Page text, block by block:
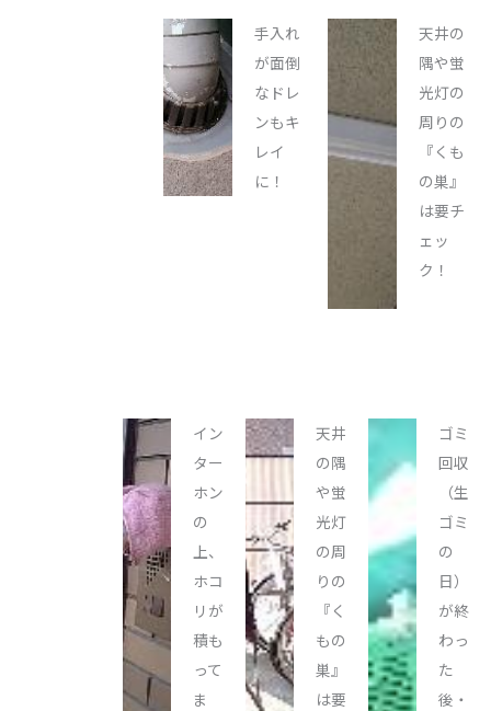
手入れ
が面倒
なドレ
ンもキ
レイ
に！
天井の
隅や蛍
光灯の
周りの
『くも
の巣』
は要チ
ェッ
ク！
イン
ター
ホン
の
上、
ホコ
リが
積も
って
ま
天井
の隅
や蛍
光灯
の周
りの
『く
もの
巣』
は要
ゴミ
回収
（生
ゴミ
の
日）
が終
わっ
た
後・